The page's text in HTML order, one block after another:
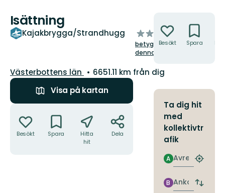
Isättning
Kajakbrygga/Strandhugg
av
5
stjärnor
betygsätt
denna plats!
Län:
Västerbottens län
6651.11 km från dig
Visa på kartan
Besökt Spara
Hitta
hit
Dela
Besökt Spara
Ta dig hit
med
kollektivtr
afik
Avresa
A
Hitta
Ankomst
B
Byt